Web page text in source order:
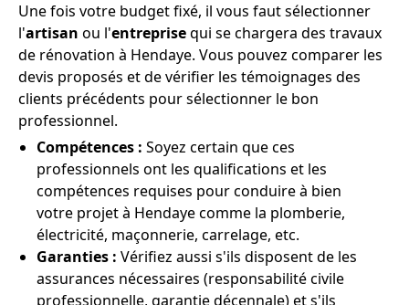
Une fois votre budget fixé, il vous faut sélectionner
l'artisan ou l'entreprisequi se chargera des travaux
de rénovation à Hendaye. Vous pouvez comparer les
devis proposés et de vérifier les témoignages des
clients précédents pour sélectionner le bon
professionnel.
Compétences : Soyez certain que ces
professionnels ont les qualifications et les
compétences requises pour conduire à bien
votre projet à Hendaye comme la plomberie,
électricité, maçonnerie, carrelage, etc.
Garanties : Vérifiez aussi s'ils disposent de les
assurances nécessaires (responsabilité civile
professionnelle, garantie décennale) et s'ils